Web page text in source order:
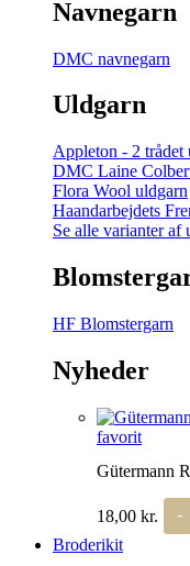
Navnegarn
DMC navnegarn
Uldgarn
Appleton - 2 trådet
DMC Laine
Flora Wool uldgarn
Haandarbejdets
Se alle varianter af
HF Blomstergarn
Nyheder
favorit
Gütermann
18,00 kr. -
Broderikit